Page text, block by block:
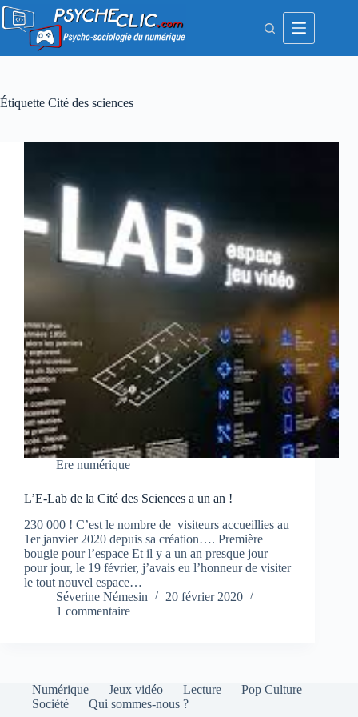
Passer
contenu
Étiquette Cité des sciences
Ere numérique
L’E-Lab de la Cité des Sciences a un an !
230 000 ! C’est le nombre de visiteurs accueillies au
1er janvier 2020 depuis sa création…. Première
bougie pour l’espace Et il y a un an presque jour
pour jour, le 19 février, j’avais eu l’honneur de visiter
le tout nouvel espace…
Séverine Némesin
20 février 2020
1 commentaire
Numérique Jeux vidéo Lecture
Pop Culture
Société
Qui sommes-nous ?